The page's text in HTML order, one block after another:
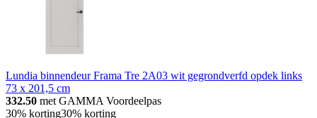
Lundia binnendeur Frama Tre 2A03 wit gegrondverfd opdek links
73 x 201,5 cm
332.50 met GAMMA Voordeelpas
30% korting30% korting